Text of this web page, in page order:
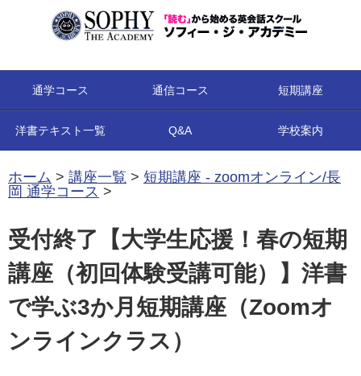
通学コース 通信コース 短期講座
洋書テキスト一覧 Q&A 学校案内
ホーム > 講座一覧 > 短期講座 - zoomオンライン/長
岡 通学コース >
受付終了【大学生応援！春の短期
講座（初回体験受講可能）】洋書
で学ぶ3か月短期講座（Zoomオ
ンラインクラス）